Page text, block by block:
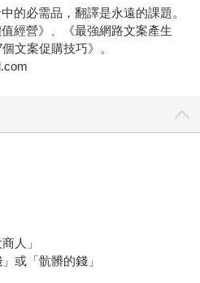
的必需品，翻譯是永遠的課題。
經營》、《最強網路文案產生
文案促購技巧》。
人」
或「骯髒的錢」